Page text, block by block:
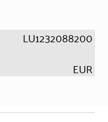
LU1232088200
EUR